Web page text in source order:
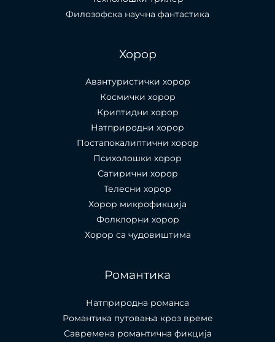
Филозофска научна фантастика
Хорор
Авантуристички хорор
Космички хорор
Криптидни хорор
Натприродни хорор
Постапокалиптични хорор
Психолошки хорор
Сатирични хорор
Телесни хорор
Хорор микрофикција
Фолклорни хорор
Хорор са чудовиштима
Романтика
Натприродна романса
Романтика путовања кроз време
Савремена романтична фикција